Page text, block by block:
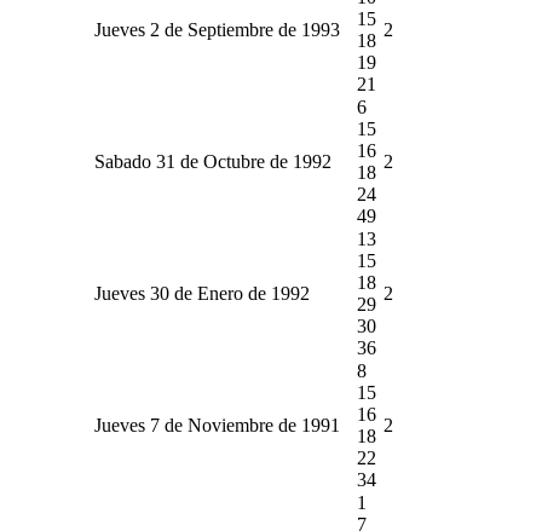
Jueves 2 de Septiembre de 1993
15
18
19
21
2
Sabado 31 de Octubre de 1992
6
15
16
18
24
49
2
Jueves 30 de Enero de 1992
13
15
18
29
30
36
2
Jueves 7 de Noviembre de 1991
8
15
16
18
22
34
2
1
7